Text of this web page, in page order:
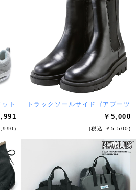
ト トラックソールサイドゴアブーツ
￥5,000
(税込 ￥5,500)